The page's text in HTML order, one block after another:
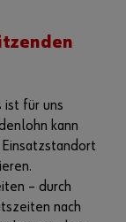
ist für uns
kann
– durch
nach